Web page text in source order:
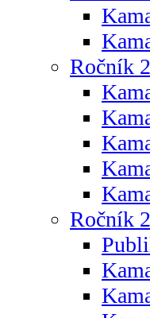
Ročník
Ročník